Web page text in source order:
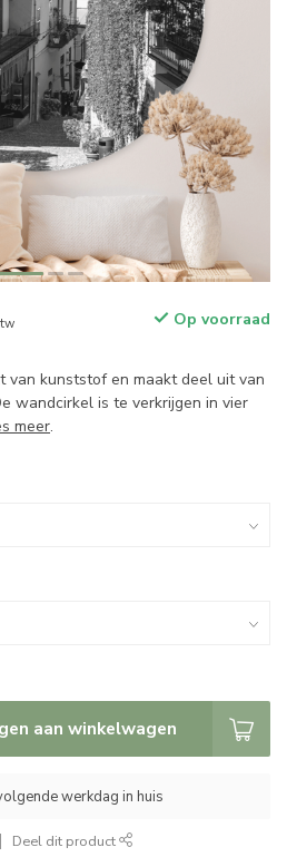
Op voorraad
van kunststof en maakt deel uit van
wandcirkel is te verkrijgen in vier
meer.
aan winkelwagen
werkdag in huis
Deel dit product